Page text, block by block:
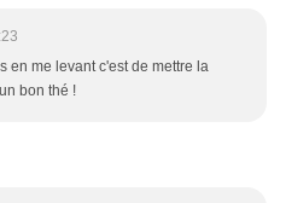
en me levant c'est de mettre la
bon thé !